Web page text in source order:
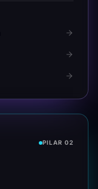
PILAR 02